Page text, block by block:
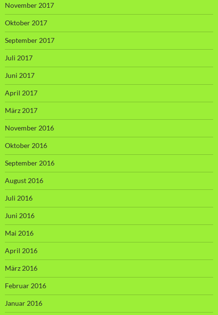
November 2017
Oktober 2017
September 2017
Juli 2017
Juni 2017
April 2017
März 2017
November 2016
Oktober 2016
September 2016
August 2016
Juli 2016
Juni 2016
Mai 2016
April 2016
März 2016
Februar 2016
Januar 2016